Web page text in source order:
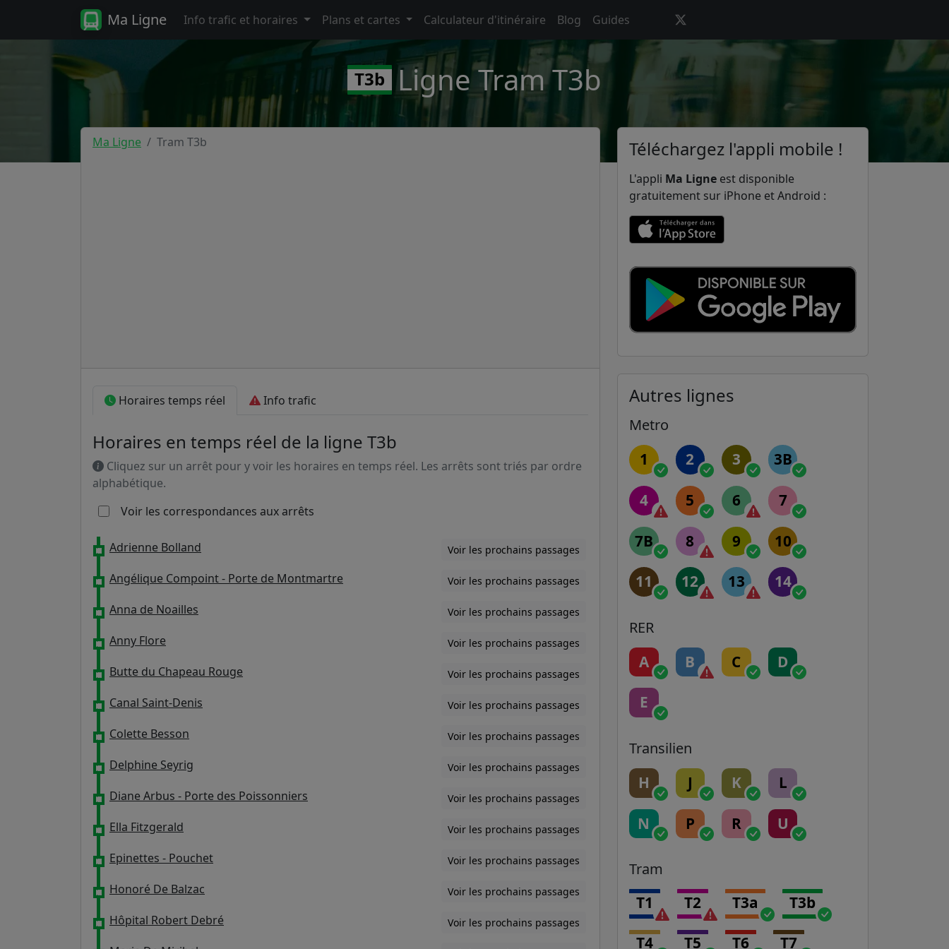
Ma Ligne Info trafic et horaires Plans et cartes Calculateur d'itinéraire Blog Guides
T3b Ligne Tram T3b
Ma Ligne Tram T3b
Horaires temps réel Info trafic
Horaires en temps réel de la ligne T3b
Cliquez sur un arrêt pour y voir les horaires en temps réel. Les arrêts sont triés par ordre
alphabétique.
Voir les correspondances aux arrêts
Adrienne Bolland Voir les prochains passages
Angélique Compoint - Porte de Montmartre Voir les prochains passages
Anna de Noailles Voir les prochains passages
Anny Flore Voir les prochains passages
Butte du Chapeau Rouge Voir les prochains passages
Canal Saint-Denis Voir les prochains passages
Colette Besson Voir les prochains passages
Delphine Seyrig Voir les prochains passages
Diane Arbus - Porte des Poissonniers Voir les prochains passages
Ella Fitzgerald Voir les prochains passages
Epinettes - Pouchet Voir les prochains passages
Honoré De Balzac Voir les prochains passages
Hôpital Robert Debré Voir les prochains passages
Téléchargez l'appli mobile !
L'appli Ma Ligne est disponible
gratuitement sur iPhone et Android :
Autres lignes
Metro
1 2 3 3B
4 5 6 7
7B 8 9 10
11 12 13 14
RER
A B C D
E
Transilien
H J K L
N P R U
Tram
T1 T2 T3a T3b
T4 T5 T6 T7